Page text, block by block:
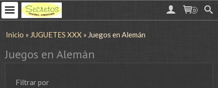
0
Inicio » JUGUETES XXX » Juegos en Alemán
Juegos en Alemán
Filtrar por